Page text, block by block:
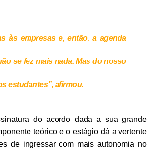
às empresas e, então, a agenda
se fez mais nada. Mas do nosso
estudantes”, afirmou.
do acordo dada a sua grande
teórico e o estágio dá a vertente
de ingressar com mais autonomia no